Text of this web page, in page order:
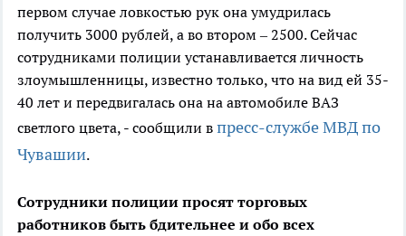
первом случае ловкостью рук она умудрилась
получить 3000 рублей, а во втором – 2500. Сейчас
сотрудниками полиции устанавливается личность
злоумышленницы, известно только, что на вид ей 35-
40 лет и передвигалась она на автомобиле ВАЗ
светлого цвета, - сообщили в пресс-службе МВД по
Чувашии.
Сотрудники полиции просят торговых
работников быть бдительнее и обо всех